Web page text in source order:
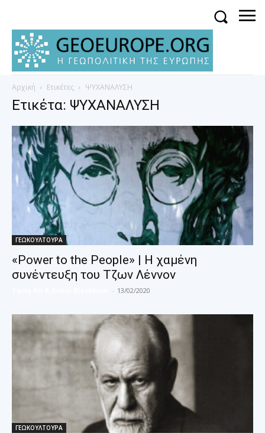
Αρχική Ετικέτες ΨΥΧΑΝΑΛΥΣΗ
Ετικέτα: ΨΥΧΑΝΑΛΥΣΗ
ΓΕΩΚΟΥΛΤΟΥΡΑ
«Power to the People» | Η χαμένη
συνέντευξη του Τζων Λέννον
- 13/02/2020
ΓΕΩΚΟΥΛΤΟΥΡΑ